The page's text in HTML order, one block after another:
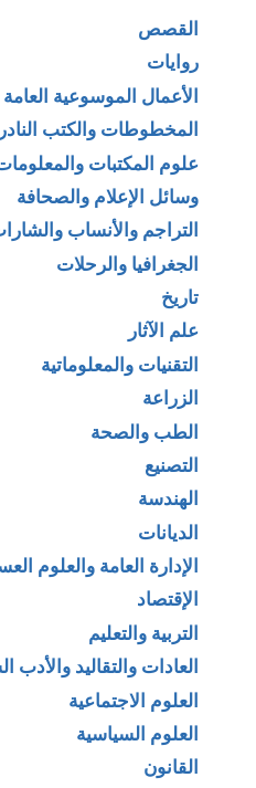
القصص
روايات
الأعمال الموسوعية العامة
المخطوطات والكتب
علوم المكتبات
وسائل الإعلام والصحافة
التراجم والأنساب
الجغرافيا والرحلات
تاريخ
علم الآثار
التقنيات والمعلوماتية
الزراعة
الطب والصحة
التصنيع
الهندسة
الديانات
الإدارة العامة والعلوم
الإقتصاد
التربية والتعليم
العادات والتقاليد والأدب
العلوم الاجتماعية
العلوم السياسية
القانون